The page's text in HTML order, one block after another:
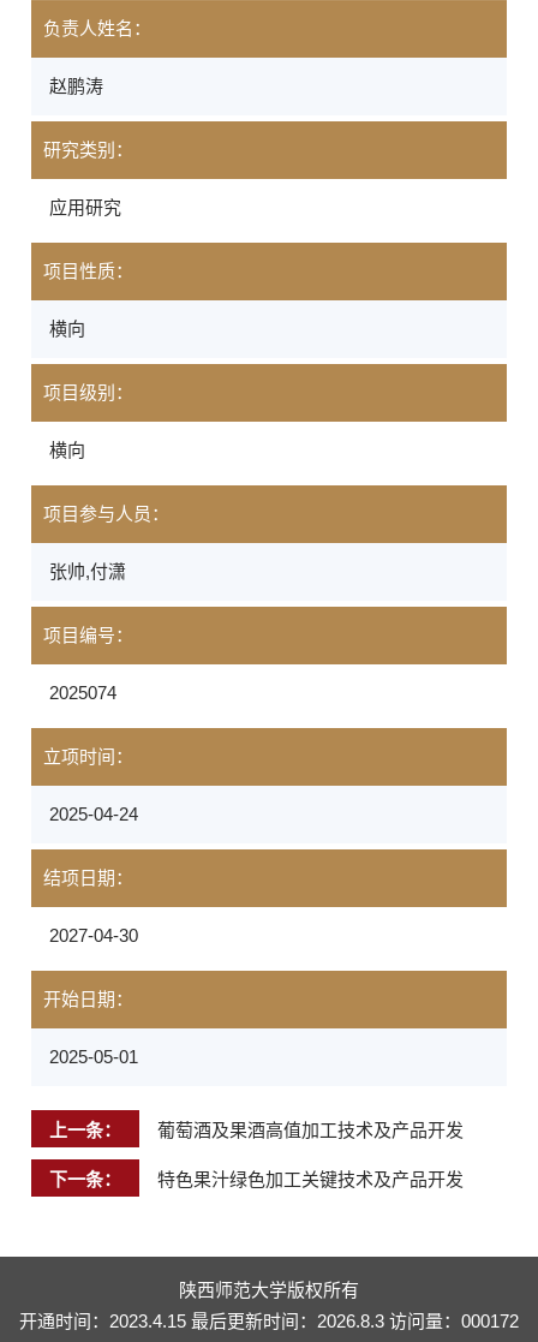
负责人姓名：
赵鹏涛
研究类别：
应用研究
项目性质：
横向
项目级别：
横向
项目参与人员：
张帅,付潇
项目编号：
2025074
立项时间：
2025-04-24
结项日期：
2027-04-30
开始日期：
2025-05-01
上一条： 葡萄酒及果酒高值加工技术及产品开发
下一条： 特色果汁绿色加工关键技术及产品开发
陕西师范大学版权所有
开通时间： 2023.4.15 最后更新时间： 2026.8.3 访问量： 000172